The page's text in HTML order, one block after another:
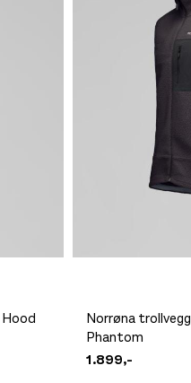
Norrøna
Phantom
1.899,-